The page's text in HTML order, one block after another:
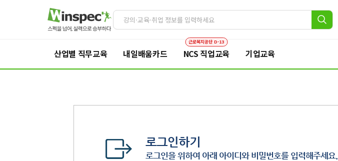
산업별 직무교육 내일배움카드
근로복지공단 D-13
NCS 직업교육 기업교육
로그인하기
로그인을 위하여 아래 아이디와 비밀번호를 입력해주세요.